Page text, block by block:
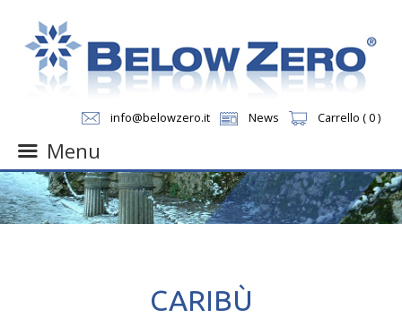
info@belowzero.it News Carrello ( 0 )
Menu
Skip
to
content
CARIBÙ